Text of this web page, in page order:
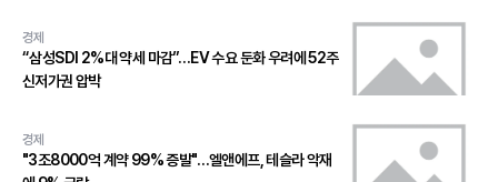
경제
“삼성SDI 2%대 약세 마감”…EV 수요 둔화 우려에 52주
신저가권 압박
경제
"3조8000억 계약 99% 증발"…엘앤에프, 테슬라 악재